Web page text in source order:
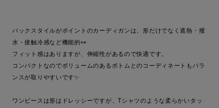
バックスタイルがポイントのカーディガンは、形だけでなく遮熱・撥
水・接触冷感など機能的👀
フィット感はありますが、伸縮性があるので快適です。
コンパクトなのでボリュームのあるボトムとのコーディネートもバラ
ンスが取りやすいです✨
ワンピースは形はドレッシーですが、Tシャツのような柔らかいタッ